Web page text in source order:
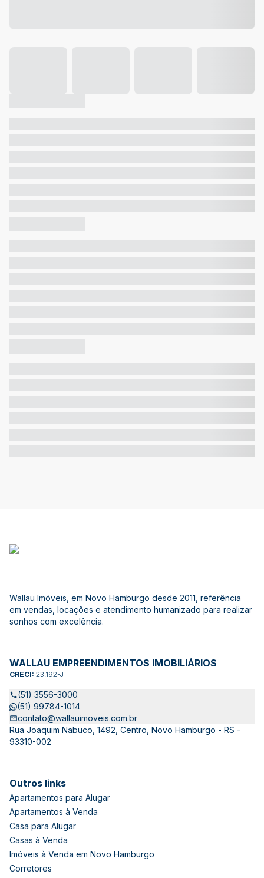
Wallau Imóveis, em Novo Hamburgo desde 2011, referência
em vendas, locações e atendimento humanizado para realizar
sonhos com excelência.
WALLAU EMPREENDIMENTOS IMOBILIÁRIOS
CRECI: 23.192-J
(51) 3556-3000
(51) 99784-1014
contato@wallauimoveis.com.br
Rua Joaquim Nabuco, 1492, Centro, Novo Hamburgo - RS -
93310-002
Outros links
Apartamentos para Alugar
Apartamentos à Venda
Casa para Alugar
Casas à Venda
Imóveis à Venda em Novo Hamburgo
Corretores